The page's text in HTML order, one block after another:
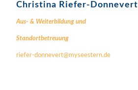
Christina Riefer-Donnevert
Aus- & Weiterbildung und
Standortbetreuung
riefer-donnevert@myseestern.de